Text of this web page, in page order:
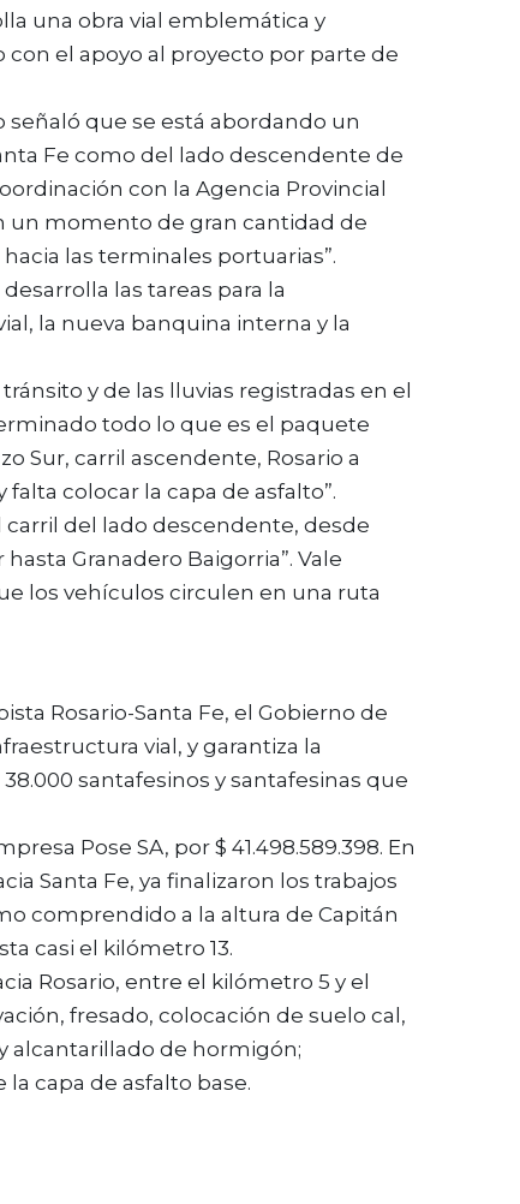
una obra vial emblemática y
con el apoyo al proyecto por parte de
señaló que se está abordando un
Fe como del lado descendente de
con la Agencia Provincial
un momento de gran cantidad de
las terminales portuarias”.
las tareas para la
la nueva banquina interna y la
y de las lluvias registradas en el
todo lo que es el paquete
Sur, carril ascendente, Rosario a
colocar la capa de asfalto”.
carril del lado descendente, desde
Granadero Baigorria”. Vale
los vehículos circulen en una ruta
Rosario-Santa Fe, el Gobierno de
vial, y garantiza la
santafesinos y santafesinas que
Pose SA, por $ 41.498.589.398. En
Santa Fe, ya finalizaron los trabajos
comprendido a la altura de Capitán
casi el kilómetro 13.
Rosario, entre el kilómetro 5 y el
fresado, colocación de suelo cal,
alcantarillado de hormigón;
capa de asfalto base.